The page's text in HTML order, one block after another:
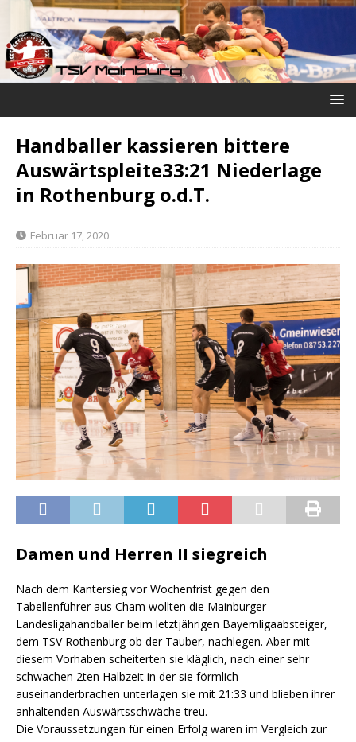
Handballer kassieren bittere
Auswärtspleite33:21 Niederlage
in Rothenburg o.d.T.
Februar 17, 2020
Damen und Herren II siegreich
Nach dem Kantersieg vor Wochenfrist gegen den
Tabellenführer aus Cham wollten die Mainburger
Landesligahandballer beim letztjährigen Bayernligaabsteiger,
dem TSV Rothenburg ob der Tauber, nachlegen. Aber mit
diesem Vorhaben scheiterten sie kläglich, nach einer sehr
schwachen 2ten Halbzeit in der sie förmlich
auseinanderbrachen unterlagen sie mit 21:33 und blieben ihrer
anhaltenden Auswärtsschwäche treu.
Die Voraussetzungen für einen Erfolg waren im Vergleich zur